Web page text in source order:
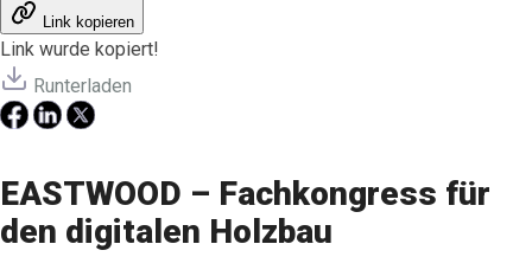
Link kopieren
Link wurde kopiert!
Runterladen
EASTWOOD – Fachkongress für
den digitalen Holzbau